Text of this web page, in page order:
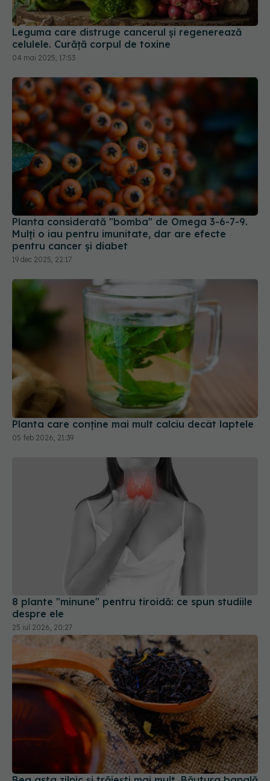
Leguma care distruge cancerul și regenerează
celulele. Curăță corpul de toxine
04 mai 2025, 17:53
Planta considerată "bomba" de Omega 3-6-7-9.
Mulți o iau pentru imunitate, dar are efecte
pentru cancer și diabet
19 dec 2025, 22:17
Planta care conține mai mult calciu decât laptele
05 feb 2026, 21:39
8 plante "minune" pentru tiroidă: ce spun studiile
despre ele
25 iul 2026, 20:27